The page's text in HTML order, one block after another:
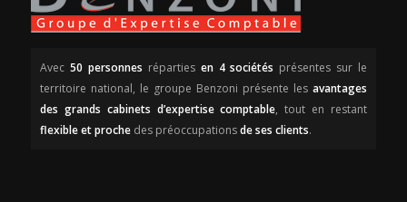
Avec 50 personnes réparties en 4 sociétés présentes sur le
territoire national, le groupe Benzoni présente lesavantages
des grands cabinets d’expertise comptable, tout en restant
flexible et prochedes préoccupationsde ses clients.